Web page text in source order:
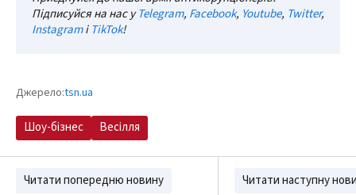
Підписуйся на нас уTelegram, Facebook, Youtube, Twitter,
InstagramіTikTok!
Джерело:tsn.ua
Шоу-бізнес Весілля
Читати попередню новину Читати наступну